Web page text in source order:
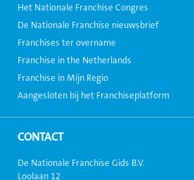
Het Nationale Franchise Congres
De Nationale Franchise nieuwsbrief
Franchises ter overname
Franchise in the Netherlands
Franchise in Mijn Regio
Aangesloten bij het Franchiseplatform
CONTACT
De Nationale Franchise Gids B.V.
Loolaan 12